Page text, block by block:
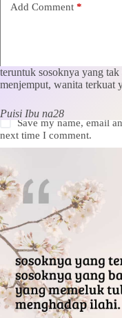
Add Comment *
Save my name, email
next time I comment.
Kirim Komentar
teruntuk sosoknya yang
menjemput, wanita terkuat
Puisi Ibu na28